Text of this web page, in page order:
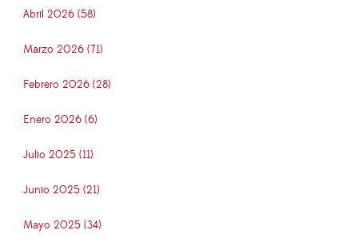
Abril 2026 (58)
Marzo 2026 (71)
Febrero 2026 (28)
Enero 2026 (6)
Julio 2025 (11)
Junio 2025 (21)
Mayo 2025 (34)